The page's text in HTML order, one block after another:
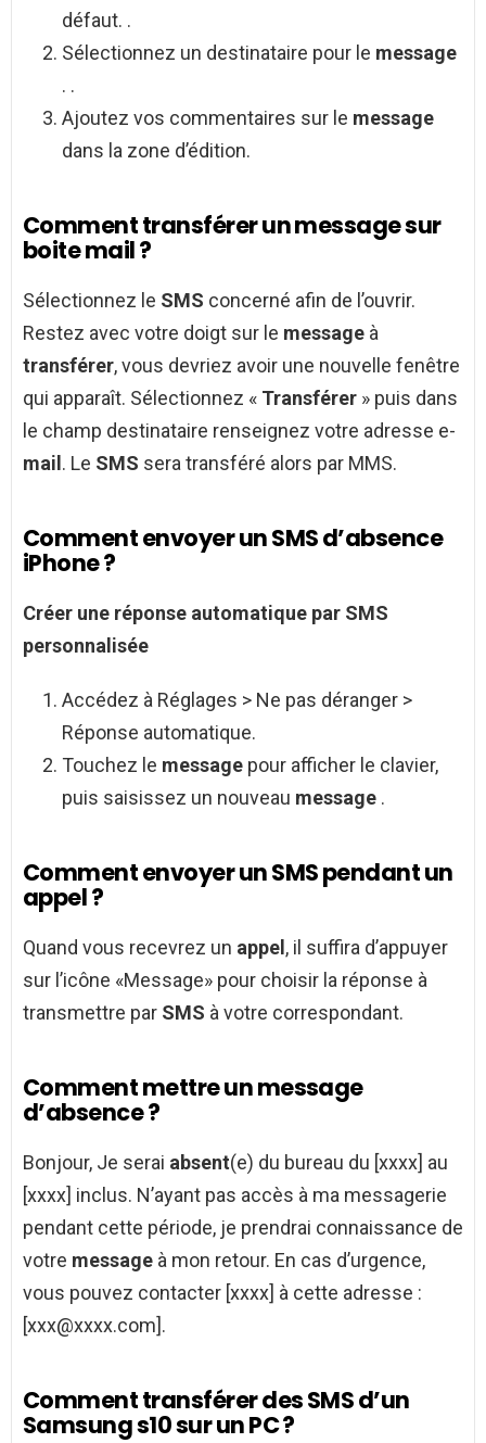
défaut. .
Sélectionnez un destinataire pour le message
. .
Ajoutez vos commentaires sur le message
dans la zone d’édition.
Comment transférer un message sur
boite mail ?
Sélectionnez le SMS concerné afin de l’ouvrir.
Restez avec votre doigt sur le message à
transférer, vous devriez avoir une nouvelle fenêtre
qui apparaît. Sélectionnez « Transférer » puis dans
le champ destinataire renseignez votre adresse e-
mail . Le SMS sera transféré alors par MMS.
Comment envoyer un SMS d’absence
iPhone ?
Créer une réponse automatique par SMS
personnalisée
Accédez à Réglages > Ne pas déranger >
Réponse automatique.
Touchez le message pour afficher le clavier,
puis saisissez un nouveau message .
Comment envoyer un SMS pendant un
appel ?
Quand vous recevrez un appel , il suffira d’appuyer
sur l’icône «Message» pour choisir la réponse à
transmettre par SMS à votre correspondant.
Comment mettre un message
d’absence ?
Bonjour, Je serai absent(e) du bureau du [xxxx] au
[xxxx] inclus. N’ayant pas accès à ma messagerie
pendant cette période, je prendrai connaissance de
votre message à mon retour. En cas d’urgence,
vous pouvez contacter [xxxx] à cette adresse :
[xxx@xxxx.com].
Comment transférer des SMS d’un
Samsung s10 sur un PC ?